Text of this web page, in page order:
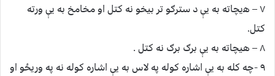
۷ – ﻫيچاته به يې د سترګو تر بيخو نه کتل او مخامخ به يې ورته
کتل.
۸ – هيچاته به يې برګ برګ نه کتل .
۹ -چه کله به يې اشاره کوله په لاس به يې اشاره کوله نه په وريځو او